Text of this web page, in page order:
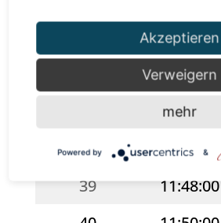
11:40:00
11:42:00
11:44:00
39 11:48:00
Akzeptieren
Verweigern
mehr
Powered by &